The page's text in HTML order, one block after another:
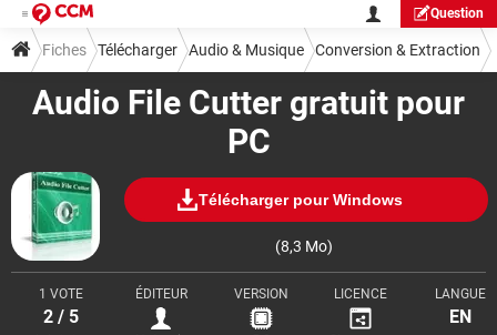
Question
Audio File Cutter gratuit pour
PC
Télécharger pour Windows
(8,3 Mo)
1 VOTE
2 / 5
ÉDITEUR VERSION LICENCE LANGUE
EN
Fiches Télécharger Audio & Musique Conversion & Extraction